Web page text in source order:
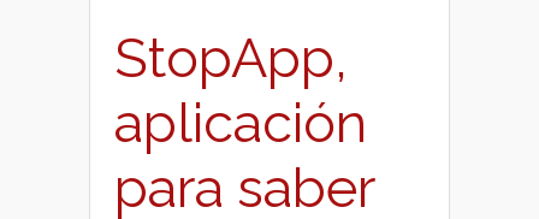
StopApp,
aplicación
para saber